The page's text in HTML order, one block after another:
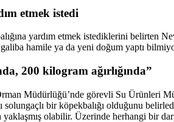
etmek istedi
yardım etmek istediklerini
hamile ya da yeni doğum yaptı
200 kilogram ağırlığında”
Müdürlüğü’nde görevli Su Ürünleri
solungaçlı bir köpekbalığı olduğunu
yaklaşmış olabilir. Üzerinde herhangi bir